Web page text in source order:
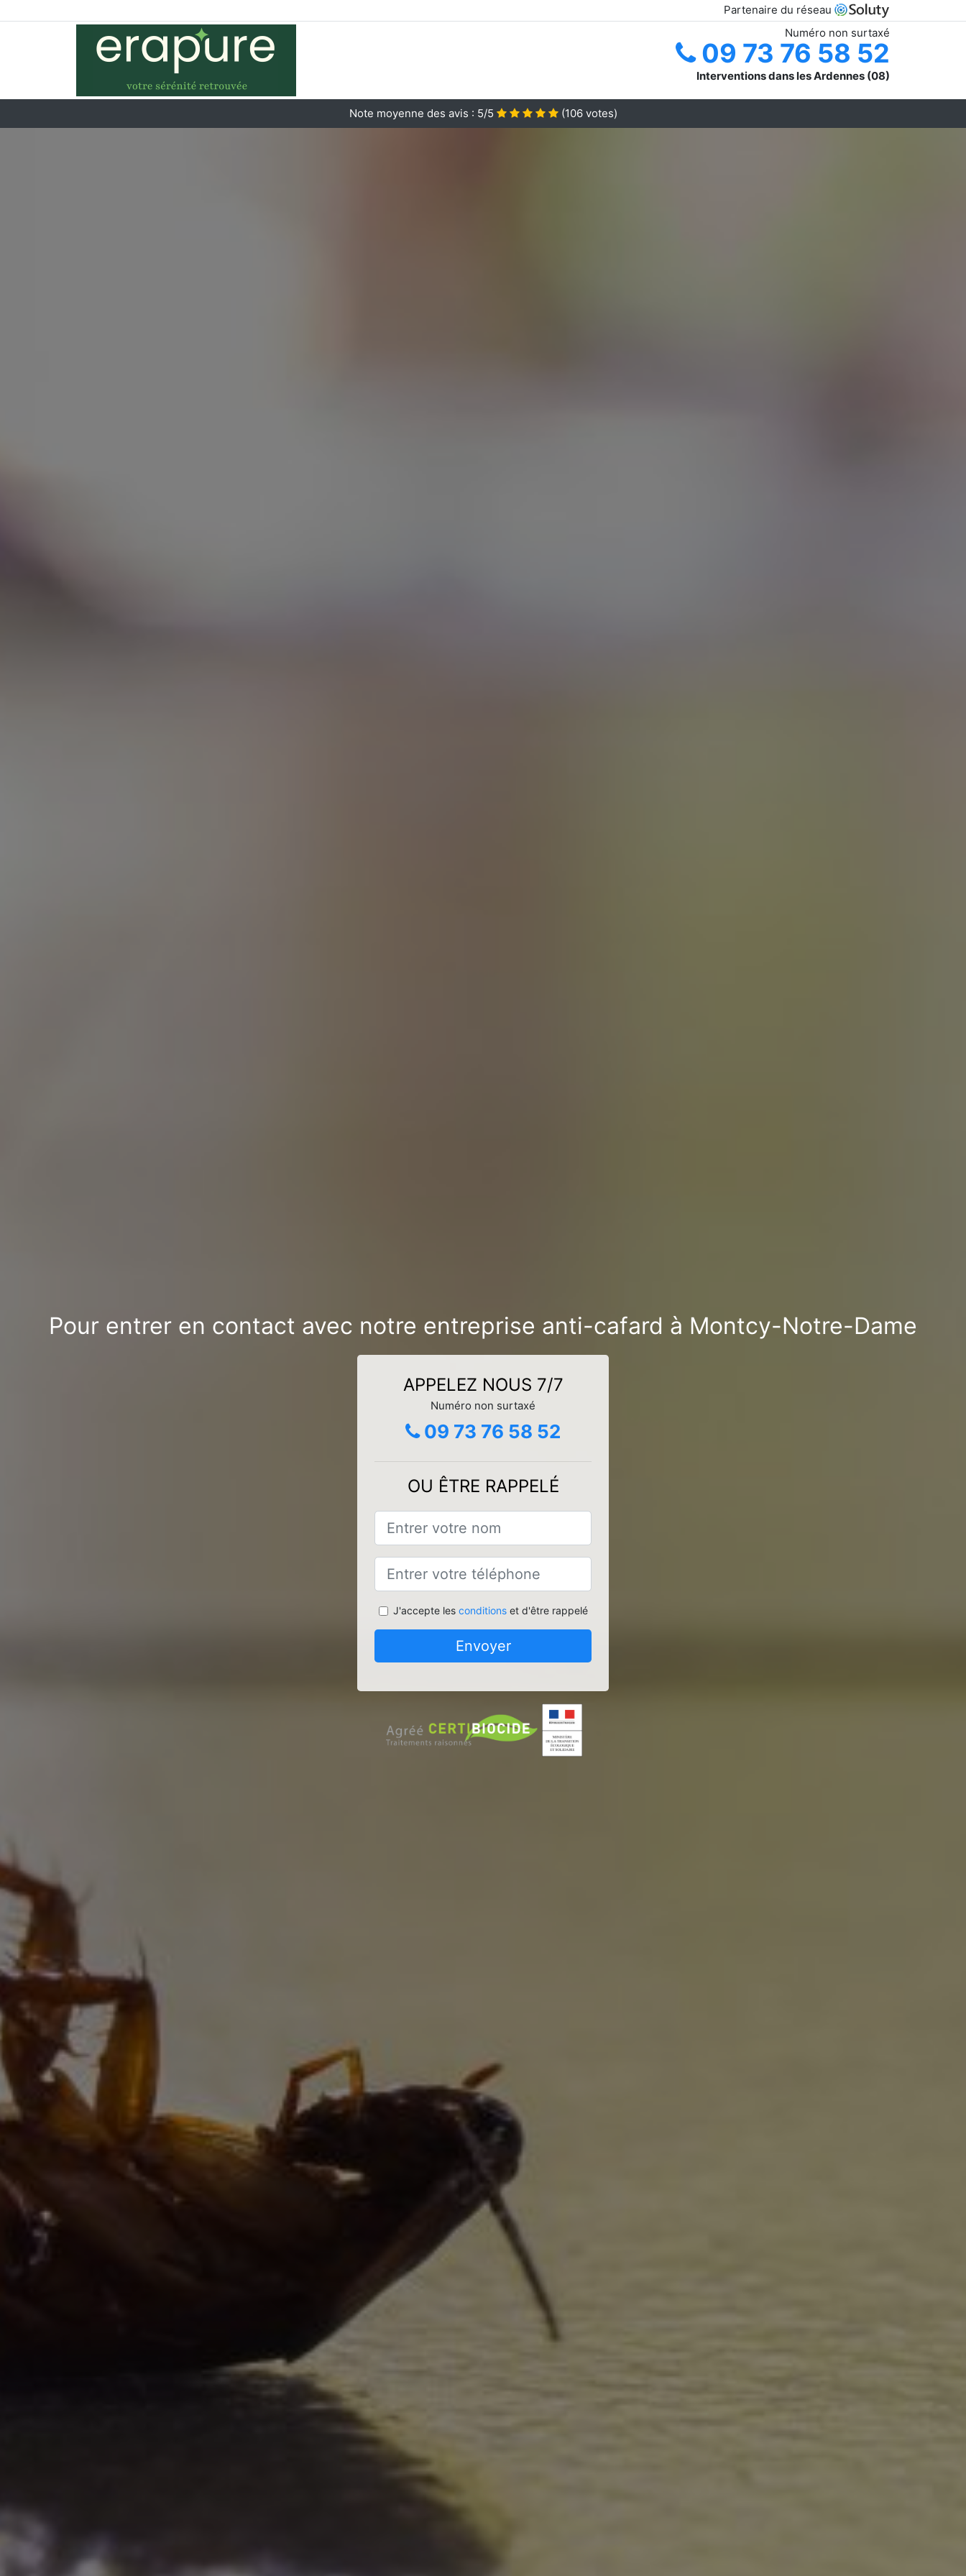
Partenaire du réseau
Numéro non surtaxé
09 73 76 58 52
Interventions dans les Ardennes (08)
Note moyenne des avis : 5/5 (106votes)
Pour entrer en contact avec notre entreprise anti-cafard à Montcy-Notre-Dame
APPELEZ NOUS 7/7
Numéro non surtaxé
09 73 76 58 52
OU ÊTRE RAPPELÉ
J'accepte les conditionset d'être rappelé
Envoyer